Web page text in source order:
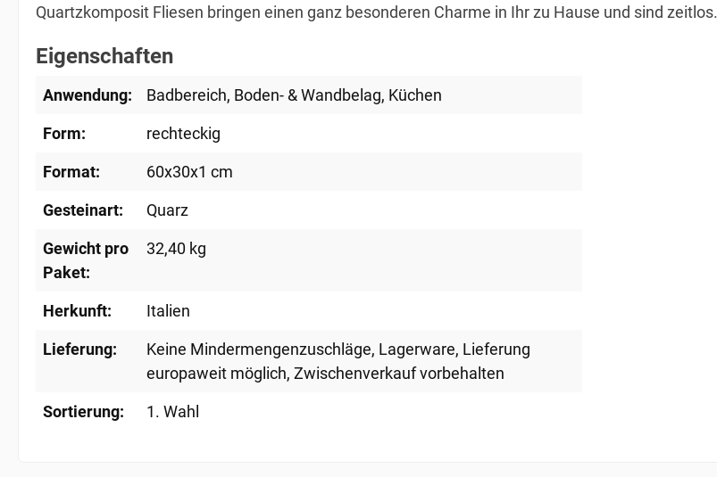
Quartzkomposit Fliesen bringen einen ganz besonderen Charme in Ihr zu Hause und sind zeitlos.
Eigenschaften
Anwendung: Badbereich, Boden- & Wandbelag, Küchen
Form: rechteckig
Format: 60x30x1 cm
Gesteinart: Quarz
Gewicht pro
Paket:
32,40 kg
Herkunft: Italien
Lieferung: Keine Mindermengenzuschläge, Lagerware, Lieferung
europaweit möglich, Zwischenverkauf vorbehalten
Sortierung: 1. Wahl